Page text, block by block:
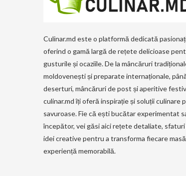
Culinar.md este o platformă dedicată
oferind o gamă largă de rețete delicioase
gusturile și ocaziile. De la mâncăruri
moldovenești și preparate internaționale,
deserturi, mâncăruri de post și aperitive
culinar.md îți oferă inspirație și soluții culinare
savuroase. Fie că ești bucătar experimentat
începător, vei găsi aici rețete detaliate,
idei creative pentru a transforma fiecare
experiență memorabilă.